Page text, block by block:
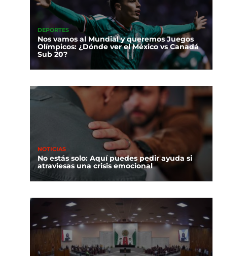
DEPORTES
Nos vamos al Mundial y queremos Juegos
Olímpicos: ¿Dónde ver el México vs Canadá
Sub 20?
NOTICIAS
No estás solo: Aquí puedes pedir ayuda si
atraviesas una crisis emocional